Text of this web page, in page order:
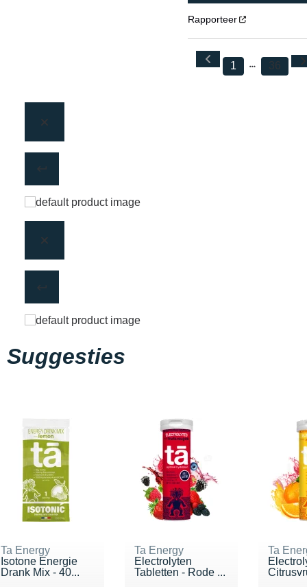
Rapporteer
1 36
Suggesties
Ta Energy
Isotone Energie
Drank Mix - 40...
Ta Energy
Electrolyten
Tabletten - Rode ...
Ta